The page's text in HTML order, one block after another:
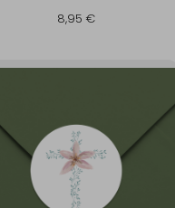
8,95 €